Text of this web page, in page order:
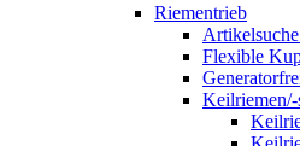
Riementrieb
Flexible
Keilriemen/-